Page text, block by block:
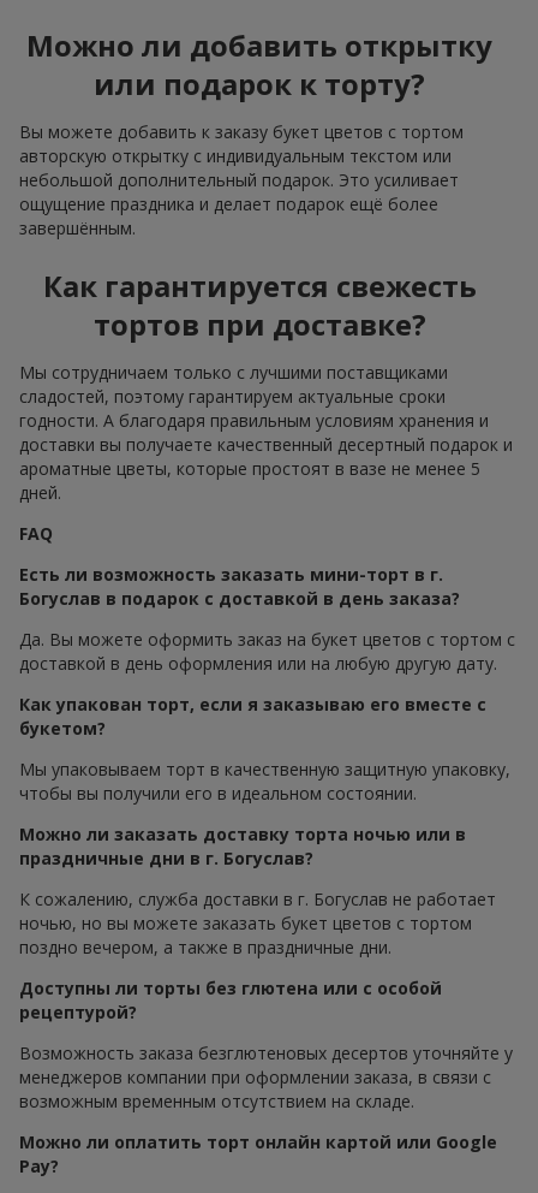
Можно ли добавить открытку
или подарок к торту?
Вы можете добавить к заказу букет цветов с тортом
авторскую открытку с индивидуальным текстом или
небольшой дополнительный подарок. Это усиливает
ощущение праздника и делает подарок ещё более
завершённым.
Как гарантируется свежесть
тортов при доставке?
Мы сотрудничаем только с лучшими поставщиками
сладостей, поэтому гарантируем актуальные сроки
годности. А благодаря правильным условиям хранения и
доставки вы получаете качественный десертный подарок и
ароматные цветы, которые простоят в вазе не менее 5
дней.
FAQ
Есть ли возможность заказать мини-торт в г.
Богуслав в подарок с доставкой в день заказа?
Да. Вы можете оформить заказ на букет цветов с тортом с
доставкой в день оформления или на любую другую дату.
Как упакован торт, если я заказываю его вместе с
букетом?
Мы упаковываем торт в качественную защитную упаковку,
чтобы вы получили его в идеальном состоянии.
Можно ли заказать доставку торта ночью или в
праздничные дни в г. Богуслав?
К сожалению, служба доставки в г. Богуслав не работает
ночью, но вы можете заказать букет цветов с тортом
поздно вечером, а также в праздничные дни.
Доступны ли торты без глютена или с особой
рецептурой?
Возможность заказа безглютеновых десертов уточняйте у
менеджеров компании при оформлении заказа, в связи с
возможным временным отсутствием на складе.
Можно ли оплатить торт онлайн картой или Google
Pay?